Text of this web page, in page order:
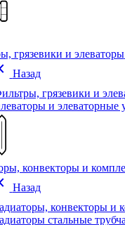
грязевики и элеваторы
Назад
грязевики и
и элеваторные
конвекторы и
Назад
конвекторы и
стальные